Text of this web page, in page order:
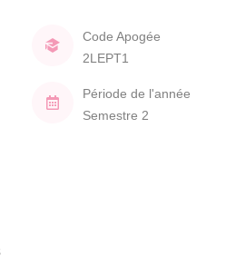
Code Apogée
2LEPT1
Période de l'année
Semestre 2